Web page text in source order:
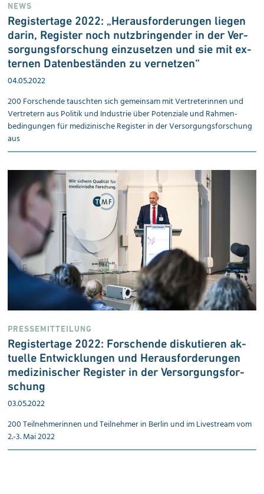
NEWS
Registertage 2022: „Her­aus­for­de­run­gen lie­gen
da­rin, Re­gis­ter noch nutz­brin­gen­der in der Ver­
sor­gungs­for­schung ein­zu­set­zen und sie mit ex­
ter­nen Da­ten­be­stän­den zu ver­net­zen“
04.05.2022
200 Forschende tauschten sich gemeinsam mit Vertreterinnen und
Vertretern aus Politik und Industrie über Potenziale und Rahmen­
bedingungen für medizinische Register in der Versorgungsforschung
aus
PRESSEMITTEILUNG
Registertage 2022: Forschen­de dis­ku­tie­ren ak­
tu­el­le Ent­wick­lun­gen und Her­aus­for­de­run­gen
me­di­zi­ni­scher Re­gis­ter in der Ver­sor­gungs­for­
schung
03.05.2022
200 Teilnehmerinnen und Teilnehmer in Berlin und im Livestream vom
2.-3. Mai 2022